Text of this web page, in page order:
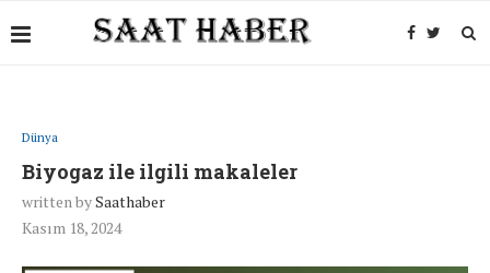
Dünya
Biyogaz ile ilgili makaleler
written bySaathaber
Kasım 18, 2024